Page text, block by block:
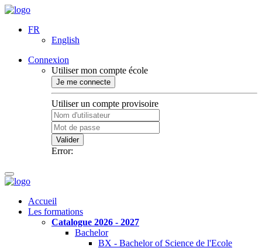
FR
English
Connexion
Utiliser mon compte école
Je me connecte
Utiliser un compte provisoire
Valider
Error:
Accueil
Les formations
Catalogue 2026 - 2027
Bachelor
BX - Bachelor of Science de l'Ecole